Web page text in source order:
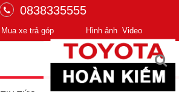
0838335555
Hình ảnh Video
Mua xe trả góp